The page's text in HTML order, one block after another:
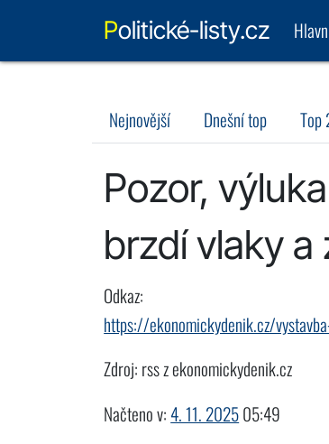
Politické-listy.cz
Nejnovější Dnešní top Top
Pozor,
brzdí vlaky a
Odkaz:
https://ekonomickydenik.cz/
Zdroj: rss z ekonomickydenik.cz
Načteno v: 4. 11. 202505:49